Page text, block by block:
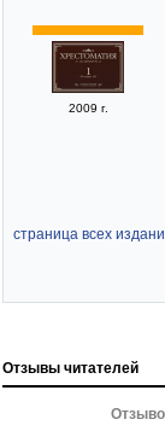
2009 г.
страница всех
Отзывы читателей